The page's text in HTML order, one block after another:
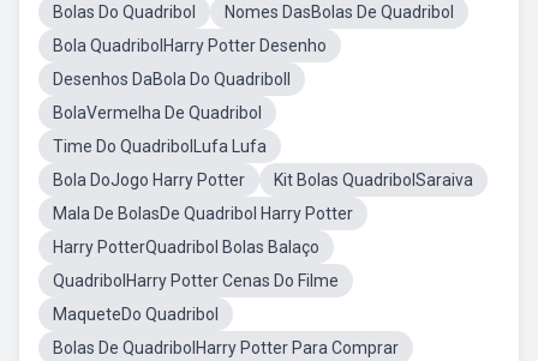
Bolas Do Quadribol
Nomes DasBolas De Quadribol
Bola QuadribolHarry Potter Desenho
Desenhos DaBola Do Quadriboll
BolaVermelha De Quadribol
Time Do QuadribolLufa Lufa
Bola DoJogo Harry Potter
Kit Bolas QuadribolSaraiva
Mala De BolasDe Quadribol Harry Potter
Harry PotterQuadribol Bolas Balaço
QuadribolHarry Potter Cenas Do Filme
MaqueteDo Quadribol
Bolas De QuadribolHarry Potter Para Comprar